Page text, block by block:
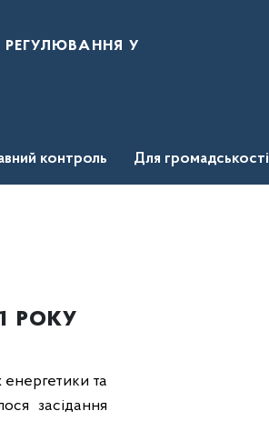
у
контроль Для громадськості
року
та
засідання